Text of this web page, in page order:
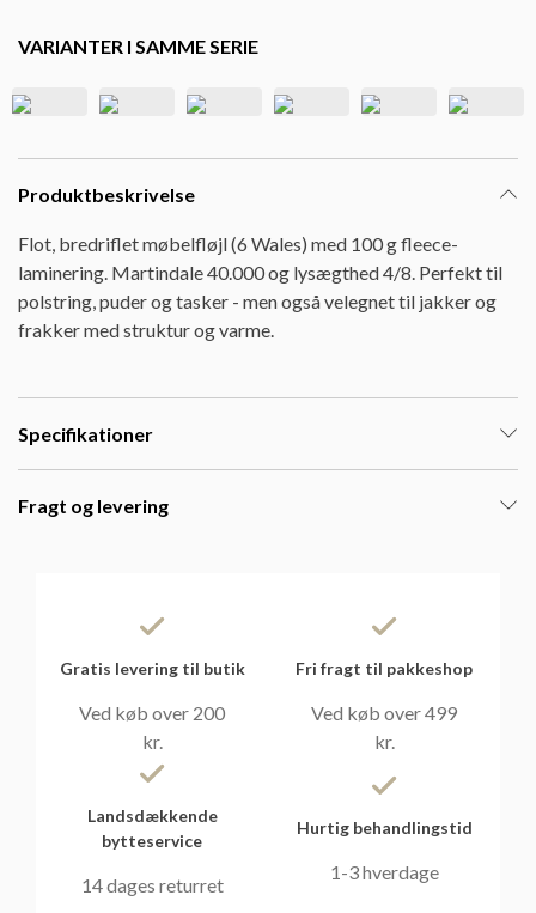
VARIANTER I SAMME SERIE
Produktbeskrivelse
Flot, bredriflet møbelfløjl (6 Wales) med 100 g fleece-
laminering. Martindale 40.000 og lysægthed 4/8. Perfekt til
polstring, puder og tasker - men også velegnet til jakker og
frakker med struktur og varme.
Specifikationer
Fragt og levering
Gratis levering til butik
Ved køb over 200
kr.
Fri fragt til pakkeshop
Ved køb over 499
kr.
Landsdækkende
bytteservice
14 dages returret
Hurtig behandlingstid
1-3 hverdage